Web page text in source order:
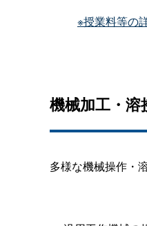
※授業料等の
機械加工・
多様な機械操作・